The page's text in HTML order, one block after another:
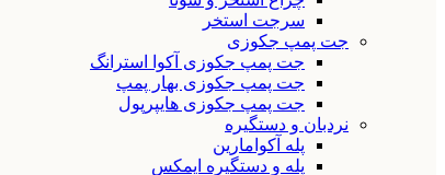
سرجت استخر
جت پمپ جکوزی
جت پمپ جکوزی آکوا استرانگ
جت پمپ جکوزی بهار پمپ
جت پمپ جکوزی هایپرپول
نردبان و دستگیره
پله آکوامارین
پله و دستگیره ایمکس